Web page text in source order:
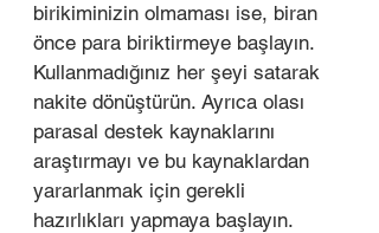
birikiminizin olmaması ise, biran
önce para biriktirmeye başlayın.
Kullanmadığınız her şeyi satarak
nakite dönüştürün. Ayrıca olası
parasal destek kaynaklarını
araştırmayı ve bu kaynaklardan
yararlanmak için gerekli
hazırlıkları yapmaya başlayın.